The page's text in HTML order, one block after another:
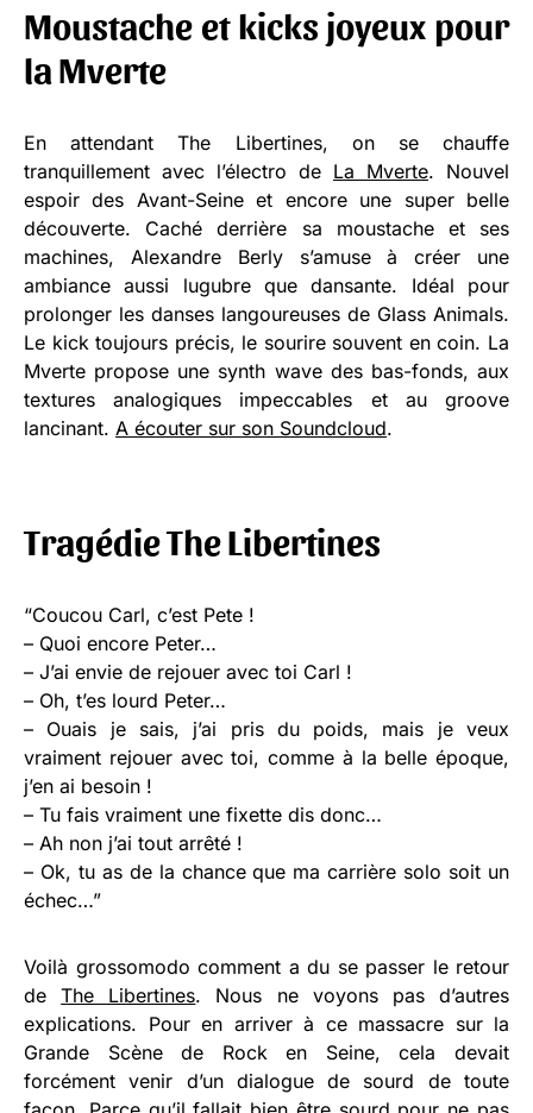
Moustache et kicks joyeux pour
la Mverte
En attendant The Libertines, on se chauffe
tranquillement avec l’électro de La Mverte. Nouvel
espoir des Avant-Seine et encore une super belle
découverte. Caché derrière sa moustache et ses
machines, Alexandre Berly s’amuse à créer une
ambiance aussi lugubre que dansante. Idéal pour
prolonger les danses langoureuses de Glass Animals.
Le kick toujours précis, le sourire souvent en coin. La
Mverte propose une synth wave des bas-fonds, aux
textures analogiques impeccables et au groove
lancinant. A écouter sur son Soundcloud.
Tragédie The Libertines
“Coucou Carl, c’est Pete !
– Quoi encore Peter…
– J’ai envie de rejouer avec toi Carl !
– Oh, t’es lourd Peter…
– Ouais je sais, j’ai pris du poids, mais je veux
vraiment rejouer avec toi, comme à la belle époque,
j’en ai besoin !
– Tu fais vraiment une fixette dis donc…
– Ah non j’ai tout arrêté !
– Ok, tu as de la chance que ma carrière solo soit un
échec…”
Voilà grossomodo comment a du se passer le retour
deThe Libertines. Nous ne voyons pas d’autres
explications. Pour en arriver à ce massacre sur la
Grande Scène de Rock en Seine, cela devait
forcément venir d’un dialogue de sourd de toute